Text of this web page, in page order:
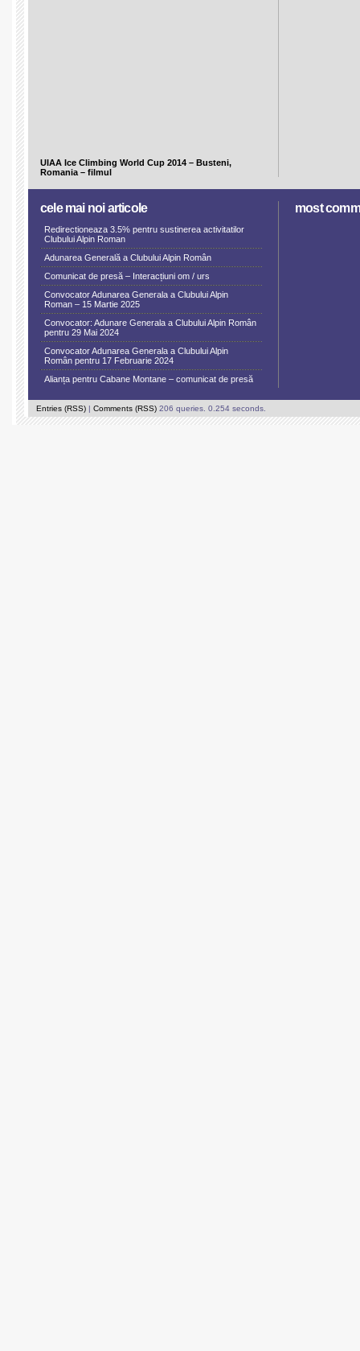
UIAA Ice Climbing World Cup 2014 – Busteni,
Romania – filmul
cele mai noi articole
Redirectioneaza 3.5% pentru sustinerea activitatilor
Clubului Alpin Roman
Adunarea Generală a Clubului Alpin Român
Comunicat de presă – Interacțiuni om / urs
Convocator Adunarea Generala a Clubului Alpin
Roman – 15 Martie 2025
Convocator: Adunare Generala a Clubului Alpin Român
pentru 29 Mai 2024
Convocator Adunarea Generala a Clubului Alpin
Român pentru 17 Februarie 2024
Alianța pentru Cabane Montane – comunicat de presă
most
Entries (RSS) | Comments (RSS) 206 queries. 0.254 seconds.